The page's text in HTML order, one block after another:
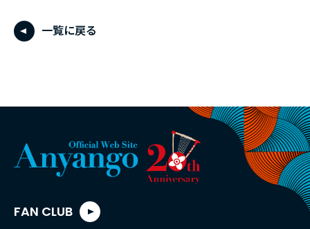
一覧に戻る
FAN CLUB